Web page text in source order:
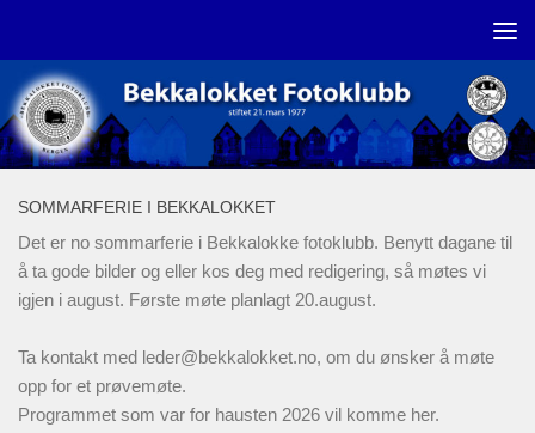
SOMMARFERIE I BEKKALOKKET
Det er no sommarferie i Bekkalokke fotoklubb. Benytt dagane til
å ta gode bilder og eller kos deg med redigering, så møtes vi
igjen i august. Første møte planlagt 20.august.
Ta kontakt med leder@bekkalokket.no, om du ønsker å møte
opp for et prøvemøte.
Programmet som var for hausten 2026 vil komme her.